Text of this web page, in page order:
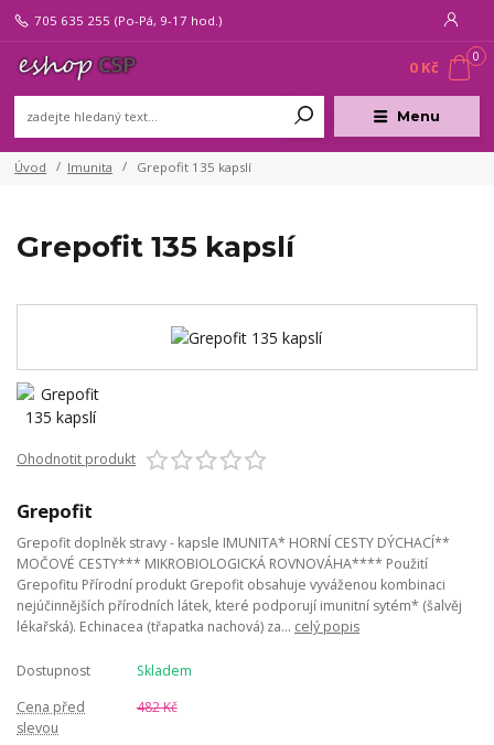
Menu
705 635 255 (Po-Pá, 9-17 hod.)
0
0 Kč
Úvod Imunita Grepofit 135 kapslí
Grepofit 135 kapslí
Ohodnotit produkt
Grepofit
Grepofit doplněk stravy - kapsle IMUNITA* HORNÍ CESTY DÝCHACÍ**
MOČOVÉ CESTY*** MIKROBIOLOGICKÁ ROVNOVÁHA**** Použití
Grepofitu Přírodní produkt Grepofit obsahuje vyváženou kombinaci
nejúčinnějších přírodních látek, které podporují imunitní sytém* (šalvěj
lékařská). Echinacea (třapatka nachová) za... celý popis
Dostupnost
Skladem
Cena před
slevou
482 Kč